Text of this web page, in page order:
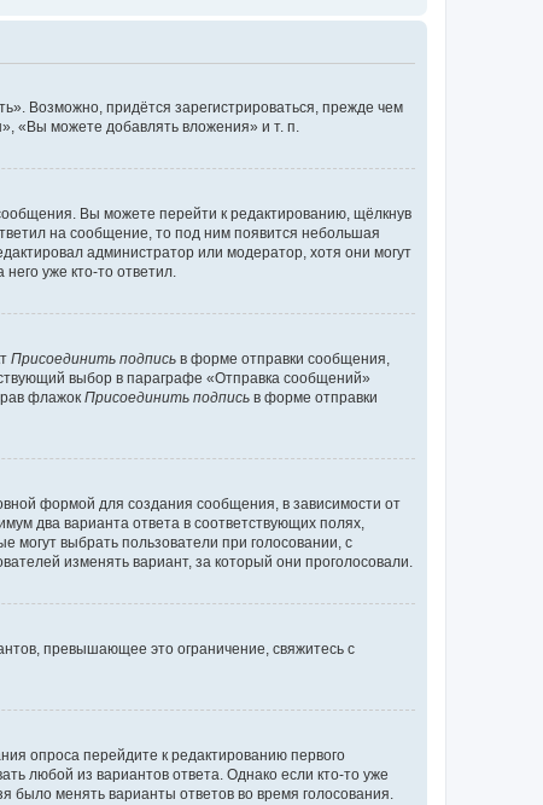
Возможно, придётся зарегистрироваться, прежде чем
«Вы можете добавлять вложения» и т. п.
Вы можете перейти к редактированию, щёлкнув
на сообщение, то под ним появится небольшая
администратор или модератор, хотя они могут
уже кто-то ответил.
Присоединить подпись в форме отправки сообщения,
выбор в параграфе «Отправка сообщений»
флажок Присоединить подпись в форме отправки
формой для создания сообщения, в зависимости от
два варианта ответа в соответствующих полях,
могут выбрать пользователи при голосовании, с
изменять вариант, за который они проголосовали.
превышающее это ограничение, свяжитесь с
опроса перейдите к редактированию первого
любой из вариантов ответа. Однако если кто-то уже
было менять варианты ответов во время голосования.